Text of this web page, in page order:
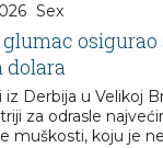
Sex
glumac
dolara
iz Derbija u Velikoj
za odrasle
muškosti, koju je